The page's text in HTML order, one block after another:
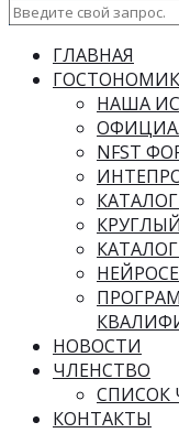
ГЛАВНАЯ
НАША
NFST
НОВОСТИ
ЧЛЕНСТВО
СПИСОК
КОНТАКТЫ